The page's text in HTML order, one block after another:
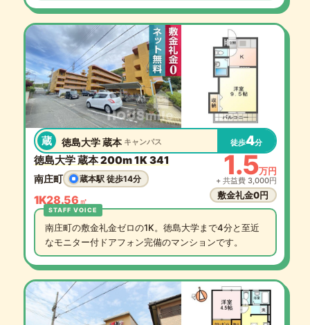
蔵 徳島大学 蔵本 キャンパス 徒歩4分
徳島大学 蔵本 200m 1K 341
南庄町 蔵本駅 徒歩14分
1K28.56 ㎡
1.5万円
+ 共益費 3,000円
敷金礼金0円
南庄町の敷金礼金ゼロの1K。徳島大学まで4分と至近
なモニター付ドアフォン完備のマンションです。